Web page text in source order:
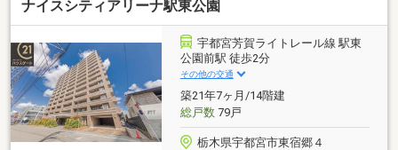
環境良好エントランス等の共用部は高級感があり、オ
ートロックなどセキュリティ面も充実≪現地 ご案内
可能でございます≫実際に土地の所在を確認すること
で、日当たりや、建物を建てる際のイメージがつきや
すくなりますぜひ一度、弊社スタッフと一緒に現地を
みてみませんか？お気軽にお問合せください。
ナイスシティアリーナ駅東公園
宇都宮芳賀ライトレール線 駅東
公園前駅 徒歩2分
その他の交通
築21年7ヶ月/14階建
総戸数79戸
栃木県宇都宮市東宿郷４